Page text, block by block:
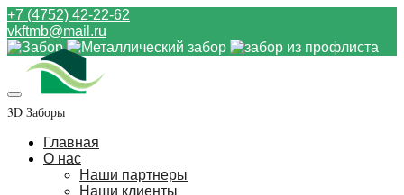
+7 (4752) 42-22-62
vkftmb@mail.ru
3D Заборы
Главная
О нас
Наши партнеры
Наши клиенты